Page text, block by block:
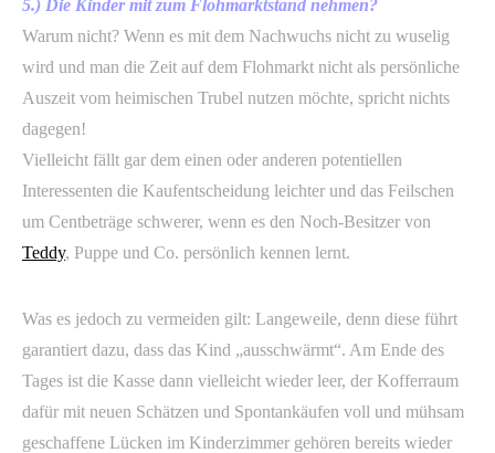
5.) Die Kinder mit zum Flohmarktstand nehmen?
Warum nicht? Wenn es mit dem Nachwuchs nicht zu wuselig
wird und man die Zeit auf dem Flohmarkt nicht als persönliche
Auszeit vom heimischen Trubel nutzen möchte, spricht nichts
dagegen!
Vielleicht fällt gar dem einen oder anderen potentiellen
Interessenten die Kaufentscheidung leichter und das Feilschen
um Centbeträge schwerer, wenn es den Noch-Besitzer von
Teddy, Puppe und Co. persönlich kennen lernt.
Was es jedoch zu vermeiden gilt: Langeweile, denn diese führt
garantiert dazu, dass das Kind „ausschwärmt“. Am Ende des
Tages ist die Kasse dann vielleicht wieder leer, der Kofferraum
dafür mit neuen Schätzen und Spontankäufen voll und mühsam
geschaffene Lücken im Kinderzimmer gehören bereits wieder